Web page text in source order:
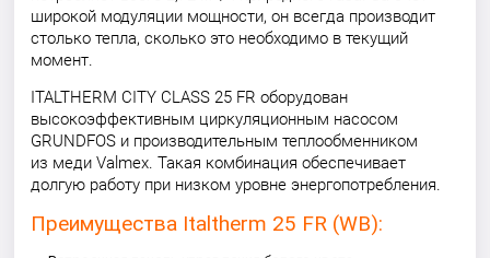
широкой модуляции мощности, он всегда производит
столько тепла, сколько это необходимо в текущий
момент.
ITALTHERM CITY CLASS 25 FR оборудован
высокоэффективным циркуляционным насосом
GRUNDFOS и производительным теплообменником
из меди Valmex. Такая комбинация обеспечивает
долгую работу при низком уровне энергопотребления.
Преимущества Italtherm 25 FR (WB):